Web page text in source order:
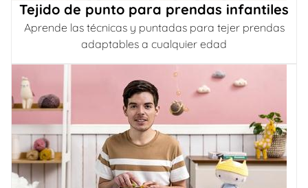
Tejido de punto para prendas infantiles
Aprende las técnicas y puntadas para tejer prendas
adaptables a cualquier edad